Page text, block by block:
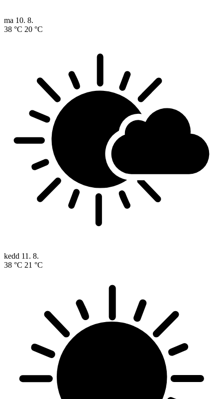
ma 10. 8.
38 °C 20 °C
kedd 11. 8.
38 °C 21 °C